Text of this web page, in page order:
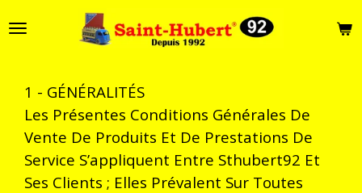
principal
1 - GÉNÉRALITÉS
Les Présentes Conditions Générales De
Vente De Produits Et De Prestations De
Service S’appliquent Entre Sthubert92 Et
Ses Clients ; Elles Prévalent Sur Toutes